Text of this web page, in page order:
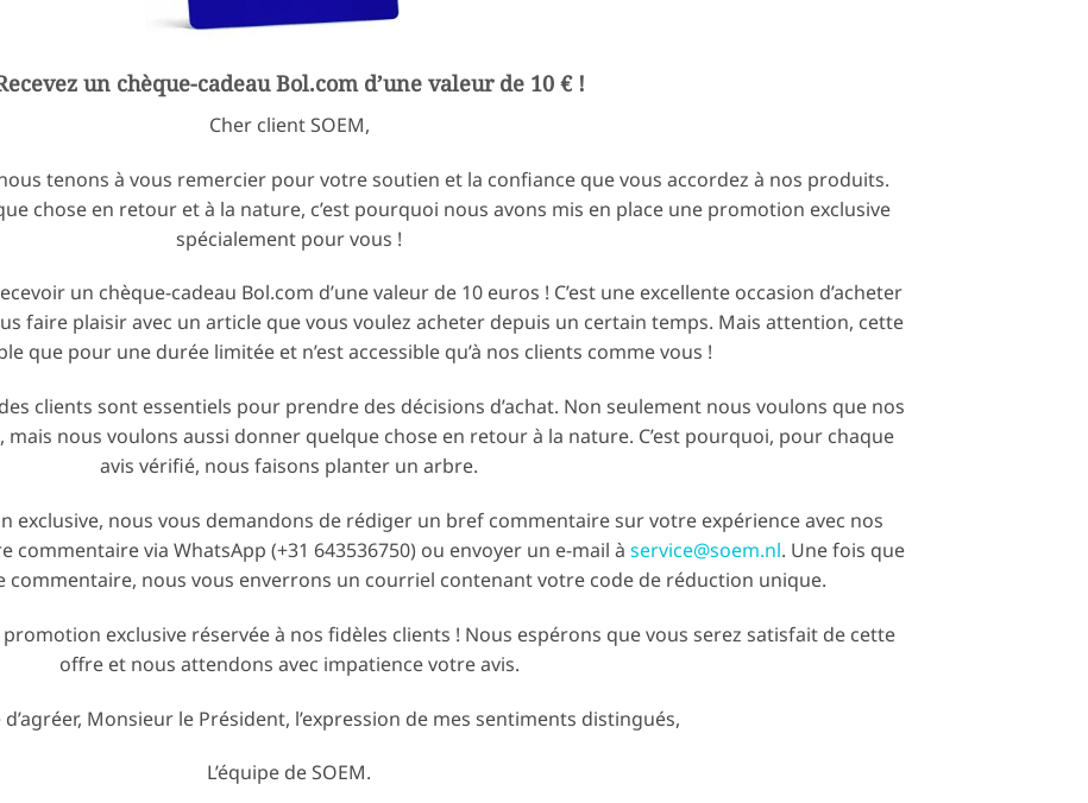
un chèque-cadeau Bol.com d’une valeur de 10 € !
Cher client SOEM,
tenons à vous remercier pour votre soutien et la confiance que vous accordez à nos produits.
chose en retour et à la nature, c’est pourquoi nous avons mis en place une promotion exclusive
spécialement pour vous !
un chèque-cadeau Bol.com d’une valeur de 10 euros ! C’est une excellente occasion d’acheter
faire plaisir avec un article que vous voulez acheter depuis un certain temps. Mais attention, cette
que pour une durée limitée et n’est accessible qu’à nos clients comme vous !
clients sont essentiels pour prendre des décisions d’achat. Non seulement nous voulons que nos
nous voulons aussi donner quelque chose en retour à la nature. C’est pourquoi, pour chaque
avis vérifié, nous faisons planter un arbre.
exclusive, nous vous demandons de rédiger un bref commentaire sur votre expérience avec nos
via WhatsApp (+31 643536750) ou envoyer un e-mail à service@soem.nl. Une fois que
nous vous enverrons un courriel contenant votre code de réduction unique.
exclusive réservée à nos fidèles clients ! Nous espérons que vous serez satisfait de cette
offre et nous attendons avec impatience votre avis.
d’agréer, Monsieur le Président, l’expression de mes sentiments distingués,
L’équipe de SOEM.